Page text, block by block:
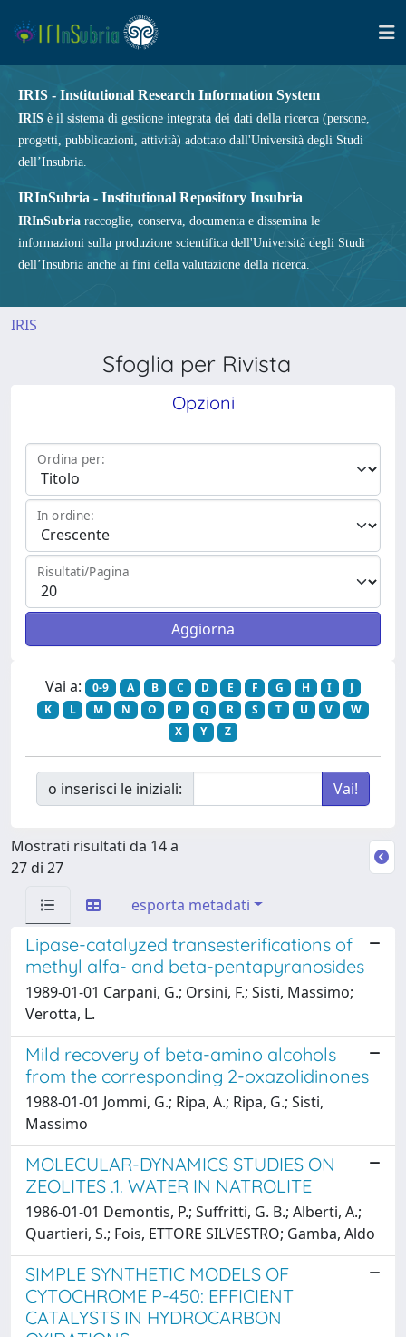
IRIS - Institutional Research Information System
IRIS è il sistema di gestione integrata dei dati della ricerca (persone,
progetti, pubblicazioni, attività) adottato dall'Università degli Studi
dell’Insubria.
IRInSubria - Institutional Repository Insubria
IRInSubria raccoglie, conserva, documenta e dissemina le
informazioni sulla produzione scientifica dell'Università degli Studi
dell’Insubria anche ai fini della valutazione della ricerca.
IRIS
Sfoglia per Rivista
Opzioni
Ordina per:
In ordine:
Risultati/Pagina
Vai a: 0-9 A B C D E F G H I
J
K
L M N O P Q R S T U V
W
X
Y Z
o inserisci le iniziali:
Mostrati risultati da 14 a
27 di 27
esporta metadati
Lipase-catalyzed transesterifications of
methyl alfa- and beta-pentapyranosides
1989-01-01 Carpani, G.; Orsini, F.; Sisti, Massimo;
Verotta, L.
Mild recovery of beta-amino alcohols
from the corresponding 2-oxazolidinones
1988-01-01 Jommi, G.; Ripa, A.; Ripa, G.; Sisti,
Massimo
MOLECULAR-DYNAMICS STUDIES ON
ZEOLITES .1. WATER IN NATROLITE
1986-01-01 Demontis, P.; Suffritti, G. B.; Alberti, A.;
Quartieri, S.; Fois, ETTORE SILVESTRO; Gamba, Aldo
SIMPLE SYNTHETIC MODELS OF
CYTOCHROME P-450: EFFICIENT
CATALYSTS IN HYDROCARBON